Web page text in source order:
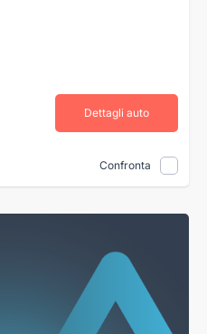
Dettagli auto
Confronta